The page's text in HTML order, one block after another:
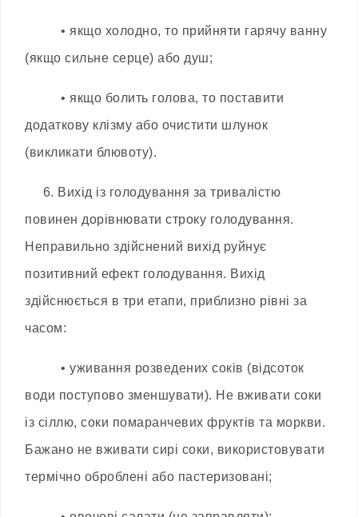
• якщо холодно, то прийняти гарячу ванну
(якщо сильне серце) або душ;
• якщо болить голова, то поставити
додаткову клізму або очистити шлунок
(викликати блювоту).
6. Вихід із голодування за тривалістю
повинен дорівнювати строку голодування.
Неправильно здійснений вихід руйнує
позитивний ефект голодування. Вихід
здійснюється в три етапи, приблизно рівні за
часом:
• уживання розведених соків (відсоток
води поступово зменшувати). Не вживати соки
із сіллю, соки помаранчевих фруктів та моркви.
Бажано не вживати сирі соки, використовувати
термічно оброблені або пастеризовані;